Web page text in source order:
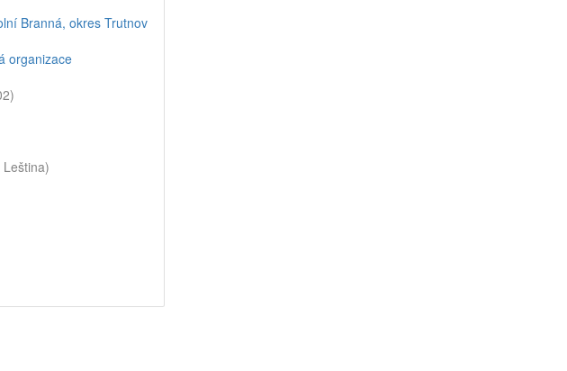
Branná, okres Trutnov
organizace